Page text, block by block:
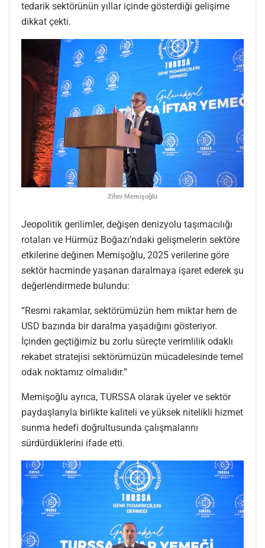
tedarik sektörünün yıllar içinde gösterdiği gelişime
dikkat çekti.
Zihni Memişoğlu
Jeopolitik gerilimler, değişen denizyolu taşımacılığı
rotaları ve Hürmüz Boğazı’ndaki gelişmelerin sektöre
etkilerine değinen Memişoğlu, 2025 verilerine göre
sektör hacminde yaşanan daralmaya işaret ederek şu
değerlendirmede bulundu:
“Resmi rakamlar, sektörümüzün hem miktar hem de
USD bazında bir daralma yaşadığını gösteriyor.
İçinden geçtiğimiz bu zorlu süreçte verimlilik odaklı
rekabet stratejisi sektörümüzün mücadelesinde temel
odak noktamız olmalıdır.”
Memişoğlu ayrıca, TURSSA olarak üyeler ve sektör
paydaşlarıyla birlikte kaliteli ve yüksek nitelikli hizmet
sunma hedefi doğrultusunda çalışmalarını
sürdürdüklerini ifade etti.